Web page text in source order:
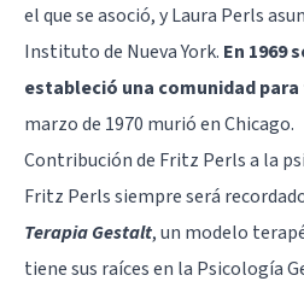
el que se asoció, y Laura Perls
Instituto de Nueva York. En 1969
estableció una comunidad
marzo de 1970 murió en Chicago.
Contribución de Fritz Perls a la
Fritz Perls siempre será
Terapia Gestalt, un modelo
tiene sus raíces en la Psicología